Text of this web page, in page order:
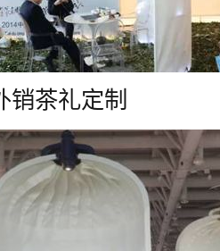
销茶礼定制